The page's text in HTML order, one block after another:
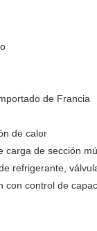
de Francia
de calor
carga de sección
refrigerante,
con control de